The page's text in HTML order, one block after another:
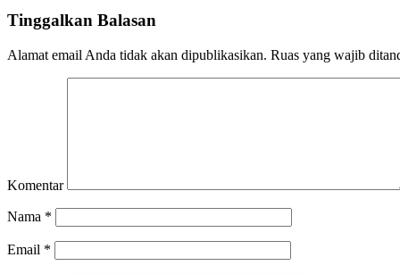
Tinggalkan Balasan
Alamat email Anda tidak akan dipublikasikan. Ruas yang wajib
Komentar
Nama *
Email *